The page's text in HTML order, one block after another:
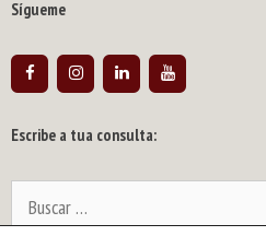
Sígueme
Escribe a tua consulta: